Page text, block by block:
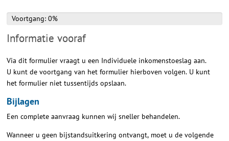
Voortgang: 0%
Voortgang: 0%
Informatie vooraf
Via dit formulier vraagt u een Individuele inkomenstoeslag aan.
U kunt de voortgang van het formulier hierboven volgen. U kunt
het formulier niet tussentijds opslaan.
Bijlagen
Een complete aanvraag kunnen wij sneller behandelen.
Wanneer u geen bijstandsuitkering ontvangt, moet u de volgende